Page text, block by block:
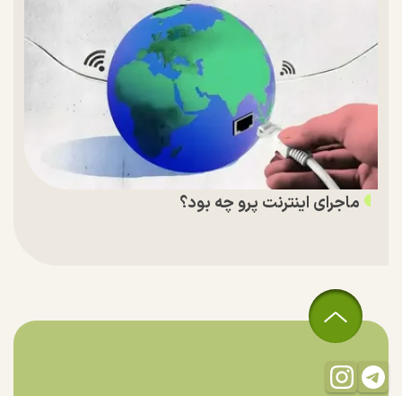
ماجرای اینترنت پرو چه بود؟